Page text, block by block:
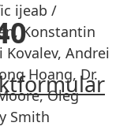
ijeab /
Konstantin
Kovalev, Andrei
Hoang, Dr.
Oleg
Smith